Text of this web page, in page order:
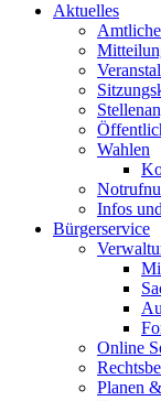
Aktuelles
Wahlen
Infos
Bürgerservice
Online
Planen